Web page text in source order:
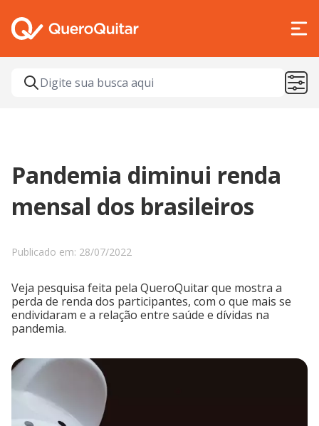
Pandemia diminui renda
mensal dos brasileiros
Publicado em: 28/07/2022
Veja pesquisa feita pela QueroQuitar que mostra a
perda de renda dos participantes, com o que mais se
endividaram e a relação entre saúde e dívidas na
pandemia.